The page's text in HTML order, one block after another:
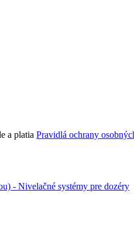
a platia Pravidlá ochrany
- Nivelačné systémy pre dozéry